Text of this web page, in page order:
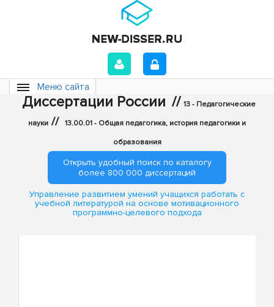
Меню сайта
Диссертации России // 13 - Педагогические
науки // 13.00.01 - Общая педагогика, история педагогики и
образования
Открыть удобный поиск по каталогу
более 800 000 диссертаций
Управление развитием умений учащихся работать с
учебной литературой на основе мотивационного
программно-целевого подхода